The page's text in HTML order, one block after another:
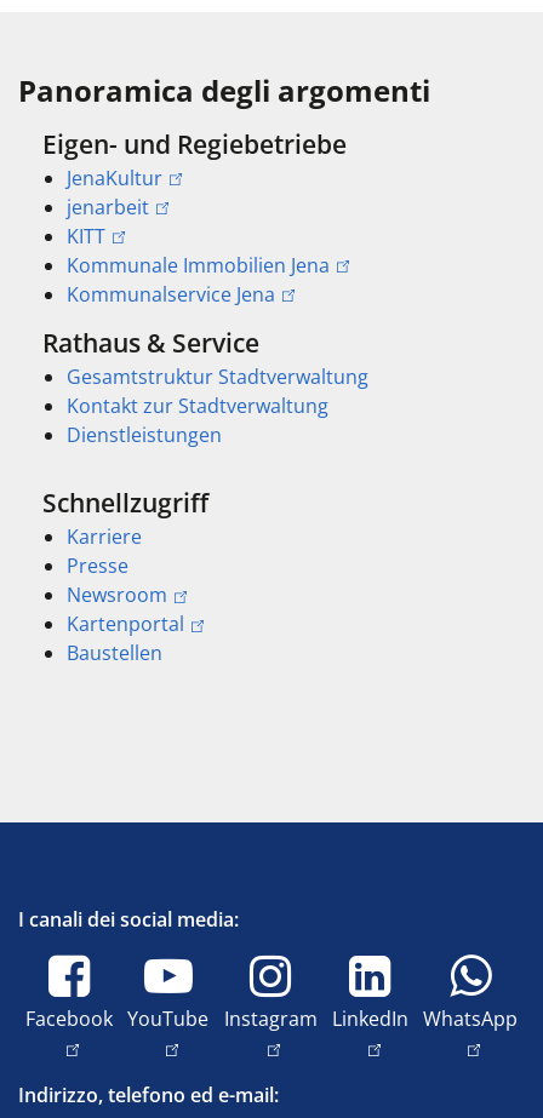
Panoramica degli argomenti
Eigen- und Regiebetriebe
JenaKultur
jenarbeit
KITT
Kommunale Immobilien Jena
Kommunalservice Jena
Rathaus & Service
Gesamtstruktur Stadtverwaltung
Kontakt zur Stadtverwaltung
Dienstleistungen
Schnellzugriff
Karriere
Presse
Newsroom
Kartenportal
Baustellen
I canali dei social media:
Facebook YouTube Instagram LinkedIn WhatsApp
Indirizzo, telefono ed e-mail: